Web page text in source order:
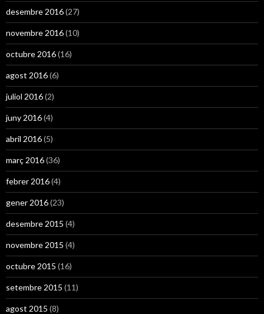
desembre 2016(27)
novembre 2016(10)
octubre 2016(16)
agost 2016(6)
juliol 2016(2)
juny 2016(4)
abril 2016(5)
març 2016(36)
febrer 2016(4)
gener 2016(23)
desembre 2015 (4)
novembre 2015 (4)
octubre 2015 (16)
setembre 2015 (11)
agost 2015 (8)